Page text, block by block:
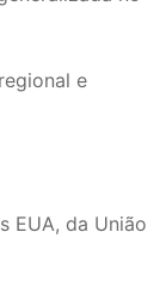
e
EUA, da União